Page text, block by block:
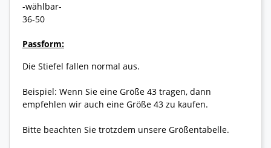
-wählbar-
36-50
Passform:
Die Stiefel fallen normal aus.
Beispiel: Wenn Sie eine Größe 43 tragen, dann
empfehlen wir auch eine Größe 43 zu kaufen.
Bitte beachten Sie trotzdem unsere Größentabelle.